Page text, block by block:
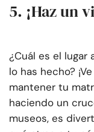
5. ¡Haz un
¿Cuál es el
lo has hecho?
mantener tu
haciendo un
museos, es